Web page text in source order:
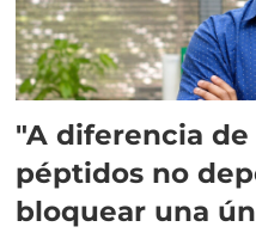
"A diferencia
péptidos no
bloquear una